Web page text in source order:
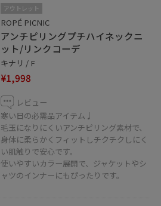
アウトレット
ROPÉ PICNIC
アンチピリングプチハイネックニ
ット/リンクコーデ
キナリ / F
¥1,998
レビュー
寒い日の必需品アイテム♩
毛玉になりにくいアンチピリング素材で、
身体に柔らかくフィットしチクチクしにく
い肌触りで安心です。
使いやすいカラー展開で、ジャケットやシ
ャツのインナーにもぴったりです。